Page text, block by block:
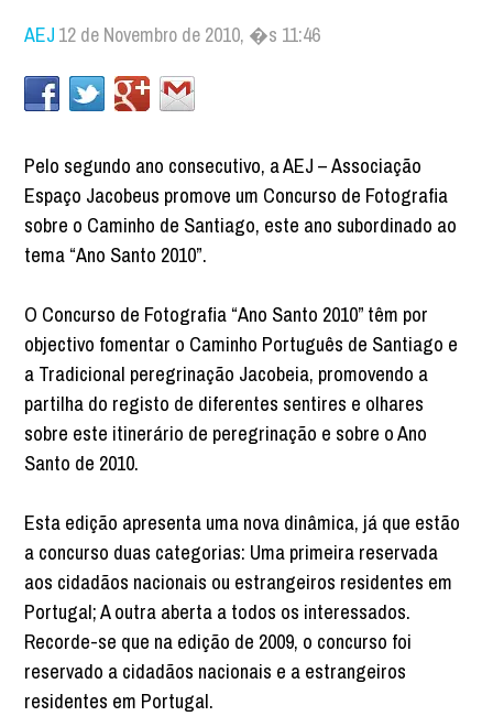
AEJ 12 de Novembro de 2010, �s 11:46
Pelo segundo ano consecutivo, a AEJ – Associação
Espaço Jacobeus promove um Concurso de Fotografia
sobre o Caminho de Santiago, este ano subordinado ao
tema “Ano Santo 2010”.
O Concurso de Fotografia “Ano Santo 2010” têm por
objectivo fomentar o Caminho Português de Santiago e
a Tradicional peregrinação Jacobeia, promovendo a
partilha do registo de diferentes sentires e olhares
sobre este itinerário de peregrinação e sobre o Ano
Santo de 2010.
Esta edição apresenta uma nova dinâmica, já que estão
a concurso duas categorias: Uma primeira reservada
aos cidadãos nacionais ou estrangeiros residentes em
Portugal; A outra aberta a todos os interessados.
Recorde-se que na edição de 2009, o concurso foi
reservado a cidadãos nacionais e a estrangeiros
residentes em Portugal.